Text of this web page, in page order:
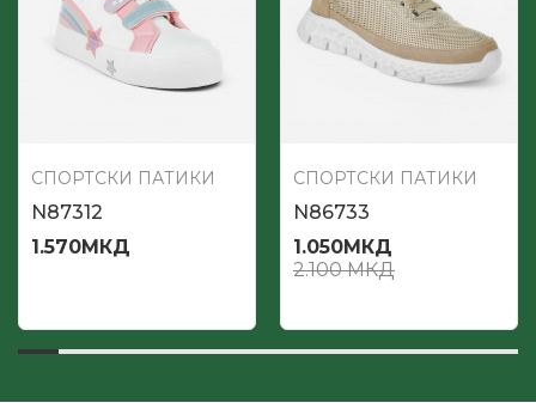
СПОРТСКИ ПАТИКИ
N87312
1.570МКД
СПОРТСКИ ПАТИКИ
N86733
1.050МКД
2.100МКД